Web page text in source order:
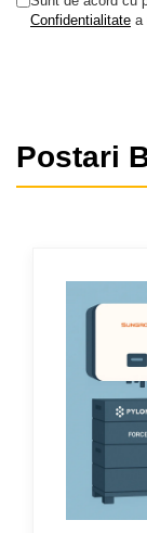
Confidentialitate a
Postari